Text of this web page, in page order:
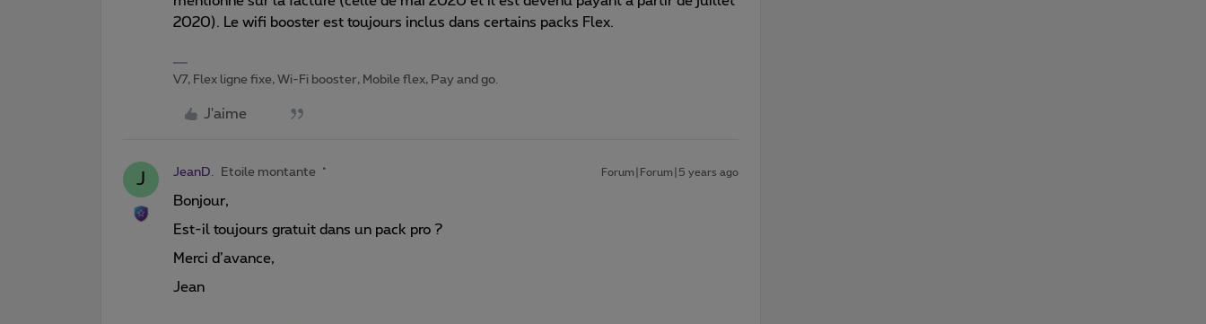
2020). Le wifi booster est toujours inclus dans certains packs Flex.
V7, Flex ligne fixe, Wi-Fi booster, Mobile flex, Pay and go.
J'aime
J JeanD. Etoile montante Forum|Forum|5 years ago
Bonjour,
Est-il toujours gratuit dans un pack pro ?
Merci d’avance,
Jean